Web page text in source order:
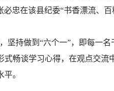
忠在该县纪委“书香漂流、
持做到“六个一”，即每一
畅谈学习心得，在观点交流
。